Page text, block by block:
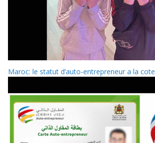
Maroc: le statut d’auto-entrepreneur a la cote